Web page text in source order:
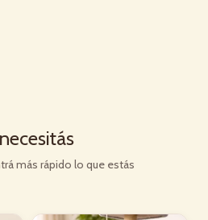
más rápido lo que estás